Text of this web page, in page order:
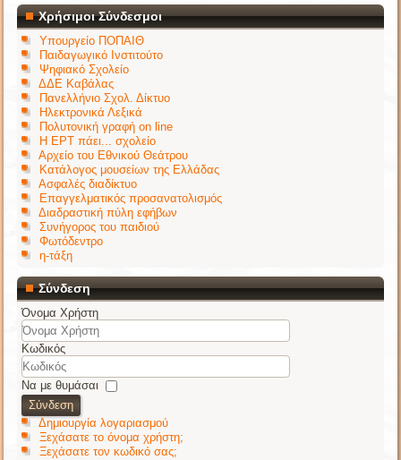
Χρήσιμοι Σύνδεσμοι
Υπουργείο ΠΟΠΑΙΘ
Παιδαγωγικό Ινστιτούτο
Ψηφιακό Σχολείο
ΔΔΕ Καβάλας
Πανελλήνιο Σχολ. Δίκτυο
Ηλεκτρονικά Λεξικά
Πολυτονική γραφή on line
Η ΕΡΤ πάει... σχολείο
Αρχείο του Εθνικού Θεάτρου
Κατάλογος μουσείων της Ελλάδας
Ασφαλές διαδίκτυο
Επαγγελματικός προσανατολισμός
Διαδραστική πύλη εφήβων
Συνήγορος του παιδιού
Φωτόδεντρο
η-τάξη
Σύνδεση
Όνομα Χρήστη
Κωδικός
Να με θυμάσαι
Σύνδεση
Δημιουργία λογαριασμού
Ξεχάσατε το όνομα χρήστη;
Ξεχάσατε τον κωδικό σας;